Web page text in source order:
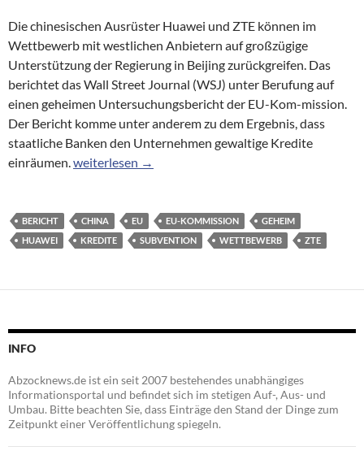
Die chinesischen Ausrüster Huawei und ZTE können im
Wettbewerb mit westlichen Anbietern auf großzügige
Unterstützung der Regierung in Beijing zurückgreifen. Das
berichtet das Wall Street Journal (WSJ) unter Berufung auf
einen geheimen Untersuchungsbericht der EU-Kom-mission.
Der Bericht komme unter anderem zu dem Ergebnis, dass
staatliche Banken den Unternehmen gewaltige Kredite
einräumen.Bericht: EU besorgt wegen chinesischer
weiterlesen →
BERICHT CHINA EU EU-KOMMISSION
GEHEIM
HUAWEI
KREDITE SUBVENTION WETTBEWERB ZTE
INFO
Abzocknews.de ist ein seit 2007 bestehendes unabhängiges
Informationsportal und befindet sich im stetigen Auf-, Aus- und
Umbau. Bitte beachten Sie, dass Einträge den Stand der Dinge zum
Zeitpunkt einer Veröffentlichung spiegeln.